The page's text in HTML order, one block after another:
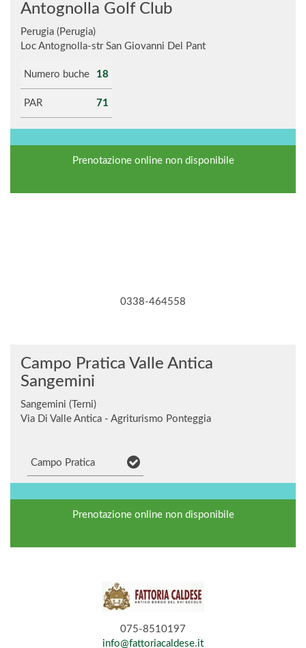
Antognolla Golf Club
Perugia (Perugia)
Loc Antognolla-str San Giovanni Del Pant
Numero buche 18
PAR 71
Prenotazione online non disponibile
0338-464558
Campo Pratica Valle Antica
Sangemini
Sangemini (Terni)
Via Di Valle Antica - Agriturismo Ponteggia
Campo Pratica
Prenotazione online non disponibile
075-8510197
info@fattoriacaldese.it